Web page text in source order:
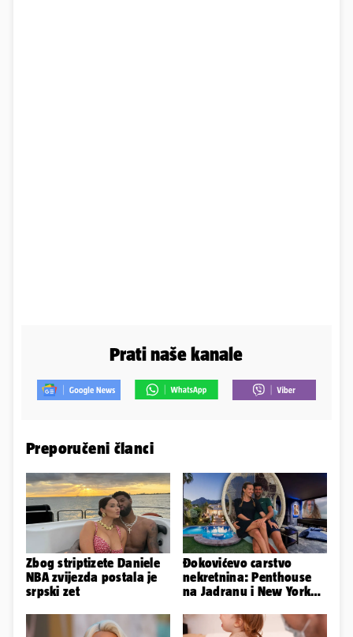
Prati naše kanale
Preporučeni članci
Zbog striptizete Daniele
NBA zvijezda postala je
srpski zet
Đokovićevo carstvo
nekretnina: Penthouse
na Jadranu i New Yorku,